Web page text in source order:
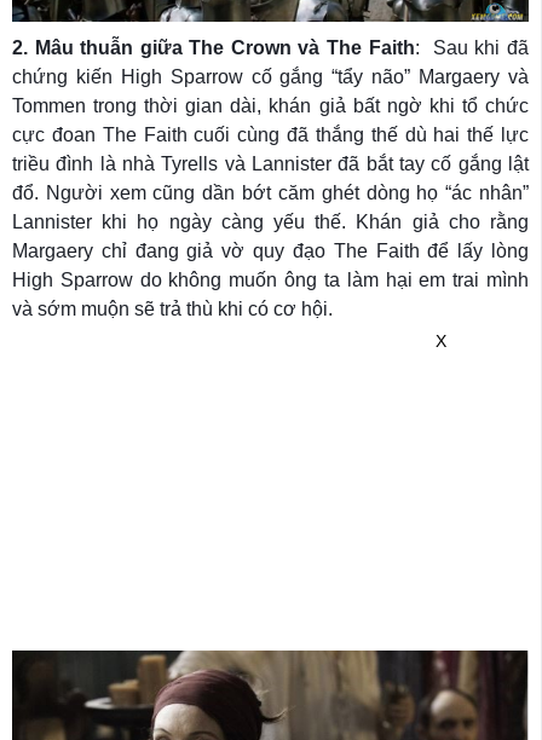
2. Mâu thuẫn giữa The Crown và The Faith: Sau khi đã
chứng kiến High Sparrow cố gắng “tẩy não” Margaery và
Tommen trong thời gian dài, khán giả bất ngờ khi tổ chức
cực đoan The Faith cuối cùng đã thắng thế dù hai thế lực
triều đình là nhà Tyrells và Lannister đã bắt tay cố gắng lật
đổ. Người xem cũng dần bớt căm ghét dòng họ “ác nhân”
Lannister khi họ ngày càng yếu thế. Khán giả cho rằng
Margaery chỉ đang giả vờ quy đạo The Faith để lấy lòng
High Sparrow do không muốn ông ta làm hại em trai mình
và sớm muộn sẽ trả thù khi có cơ hội.
X